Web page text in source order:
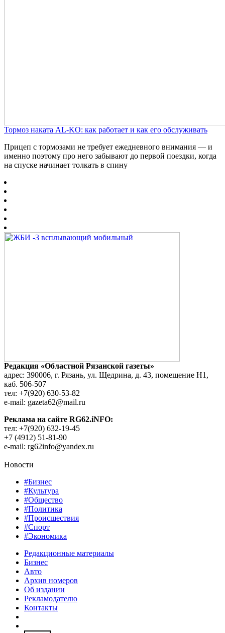
Тормоз наката AL-KO: как работает и как его обслуживать
Прицеп с тормозами не требует ежедневного внимания — и
именно поэтому про него забывают до первой поездки, когда
на спуске начинает толкать в спину
Редакция «Областной Рязанской газеты»
адрес: 390006, г. Рязань, ул. Щедрина, д. 43, помещение Н1,
каб. 506-507
тел: +7(920) 630-53-82
e-mail: gazeta62@mail.ru
Реклама на сайте RG62.iNFO:
тел: +7(920) 632-19-45
+7 (4912) 51-81-90
e-mail: rg62info@yandex.ru
Новости
#Бизнес
#Культура
#Общество
#Политика
#Происшествия
#Спорт
#Экономика
Редакционные материалы
Бизнес
Авто
Архив номеров
Об издании
Рекламодателю
Контакты